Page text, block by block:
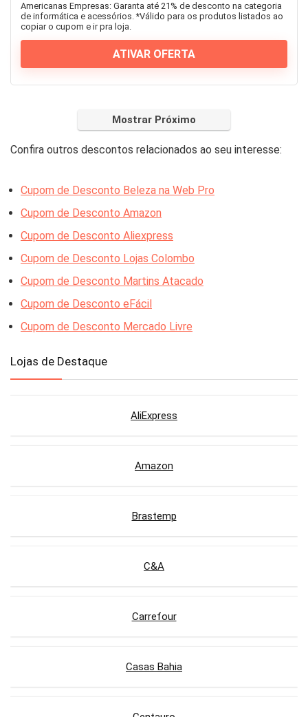
Americanas Empresas: Garanta até 21% de desconto na categoria
de informática e acessórios. *Válido para os produtos listados ao
copiar o cupom e ir pra loja.
ATIVAR OFERTA
Mostrar Próximo
Confira outros descontos relacionados ao seu interesse:
Cupom de Desconto Beleza na Web Pro
Cupom de Desconto Amazon
Cupom de Desconto Aliexpress
Cupom de Desconto Lojas Colombo
Cupom de Desconto Martins Atacado
Cupom de Desconto eFácil
Cupom de Desconto Mercado Livre
Lojas de Destaque
AliExpress
Amazon
Brastemp
C&A
Carrefour
Casas Bahia